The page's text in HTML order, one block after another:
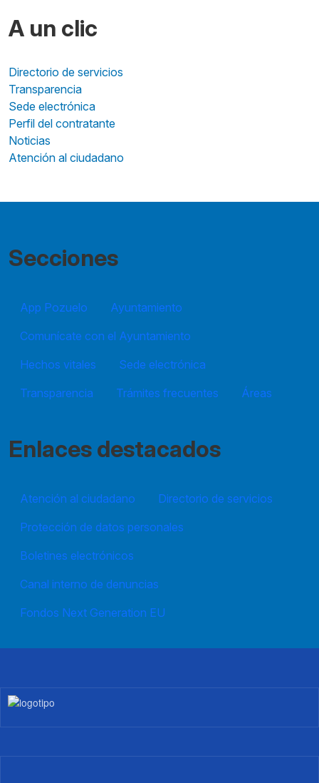
A un clic
Directorio de servicios
Transparencia
Sede electrónica
Perfil del contratante
Noticias
Atención al ciudadano
Secciones
App Pozuelo
Ayuntamiento
Comunícate con el Ayuntamiento
Hechos vitales
Sede electrónica
Transparencia
Trámites frecuentes Áreas
Enlaces destacados
Atención al ciudadano
Directorio de servicios
Protección de datos personales
Boletines electrónicos
Canal interno de denuncias
Fondos Next Generation EU
Imagen